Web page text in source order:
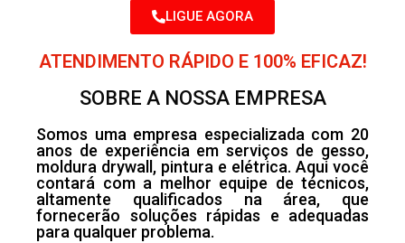
LIGUE AGORA
ATENDIMENTO RÁPIDO E 100% EFICAZ!
SOBRE A NOSSA EMPRESA
Somos uma empresa especializada com 20
anos de experiência em serviços de gesso,
moldura drywall, pintura e elétrica. Aqui você
contará com a melhor equipe de técnicos,
altamente qualificados na área, que
fornecerão soluções rápidas e adequadas
para qualquer problema.